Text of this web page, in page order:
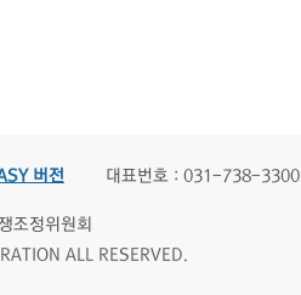
버전 대표번호 : 031-738-3300
조정위원회
ALL RESERVED.